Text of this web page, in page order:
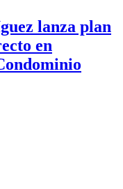
lanza plan
en